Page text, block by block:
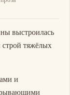
выстроилась
тяжёлых
и